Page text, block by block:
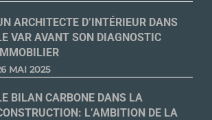
ARCHITECTE D’INTÉRIEUR DANS
VAR AVANT SON DIAGNOSTIC
MAI 2025
BILAN CARBONE DANS LA
L’AMBITION DE LA